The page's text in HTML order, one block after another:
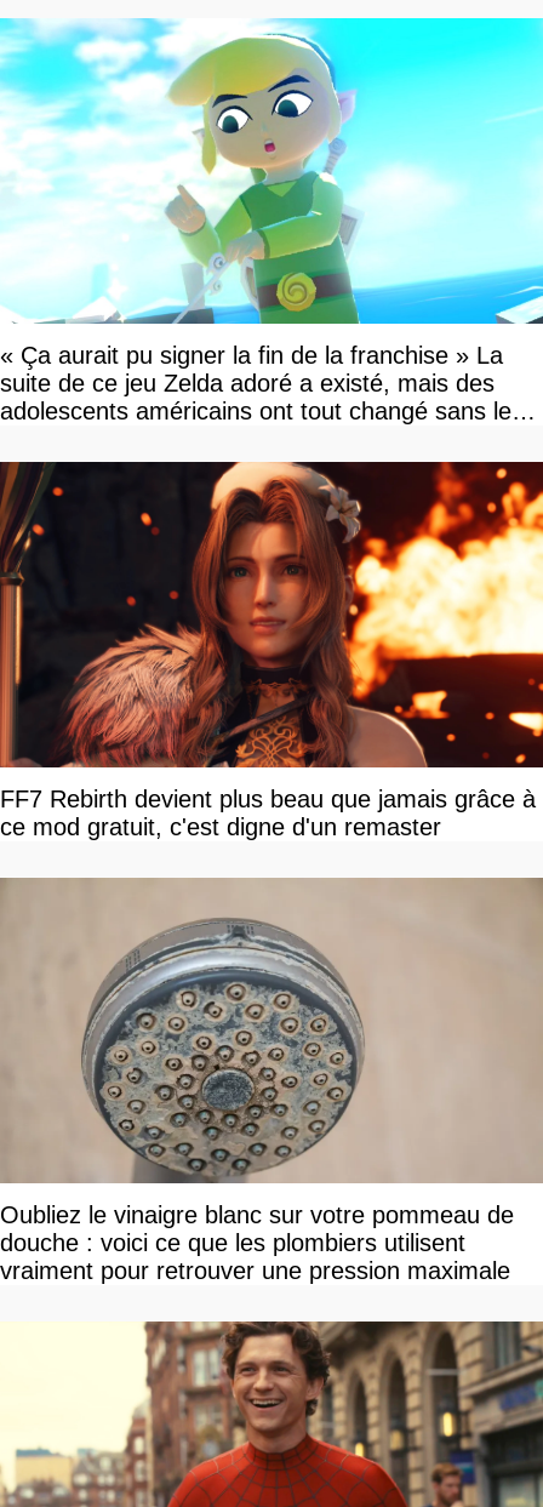
« Ça aurait pu signer la fin de la franchise » La
suite de ce jeu Zelda adoré a existé, mais des
adolescents américains ont tout changé sans le
FF7 Rebirth devient plus beau que jamais grâce à
ce mod gratuit, c'est digne d'un remaster
Oubliez le vinaigre blanc sur votre pommeau de
douche : voici ce que les plombiers utilisent
vraiment pour retrouver une pression maximale